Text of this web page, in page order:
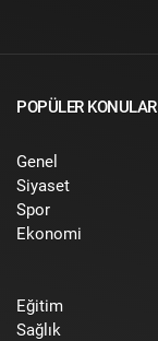
POPÜLER KONULAR
Genel
Siyaset
Spor
Ekonomi
Eğitim
Sağlık